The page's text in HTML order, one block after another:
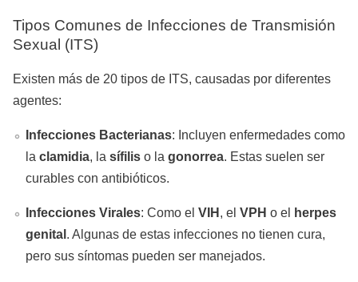
Tipos Comunes de Infecciones de Transmisión
Sexual (ITS)
Existen más de 20 tipos de ITS, causadas por diferentes
agentes:
Infecciones Bacterianas: Incluyen enfermedades como
la clamidia, la sífilis o la gonorrea. Estas suelen ser
curables con antibióticos.
Infecciones Virales: Como el VIH , el VPH o el
herpes
genital . Algunas de estas infecciones no tienen cura,
pero sus síntomas pueden ser manejados.